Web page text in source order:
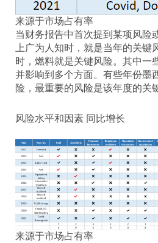
来源于市场占有率
当财务报告中首次提到某项风险
上广为人知时，就是当年的关键
时，燃料就是关键风险。其中一
并影响到多个方面。有些年份墨
险，最重要的风险是该年度的关
风险水平和因素 同比增长
来源于市场占有率